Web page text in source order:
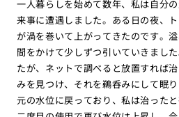
一人暮らしを始めて数年、私は自分
来事に遭遇しました。ある日の夜、
が渦を巻いて上がってきたのです。
間をかけて少しずつ引いていきまし
たが、ネットで調べると放置すれば
みを見つけ、それを鵜呑みにして眠
元の水位に戻っており、私は治った